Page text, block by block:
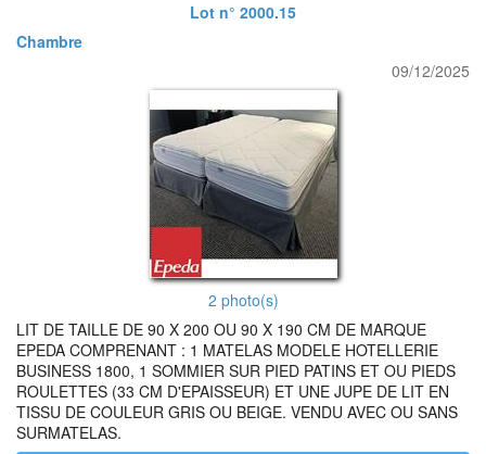
Lot n° 2000.15
Chambre
09/12/2025
2 photo(s)
LIT DE TAILLE DE 90 X 200 OU 90 X 190 CM DE MARQUE
EPEDA COMPRENANT : 1 MATELAS MODELE HOTELLERIE
BUSINESS 1800, 1 SOMMIER SUR PIED PATINS ET OU PIEDS
ROULETTES (33 CM D'EPAISSEUR) ET UNE JUPE DE LIT EN
TISSU DE COULEUR GRIS OU BEIGE. VENDU AVEC OU SANS
SURMATELAS.